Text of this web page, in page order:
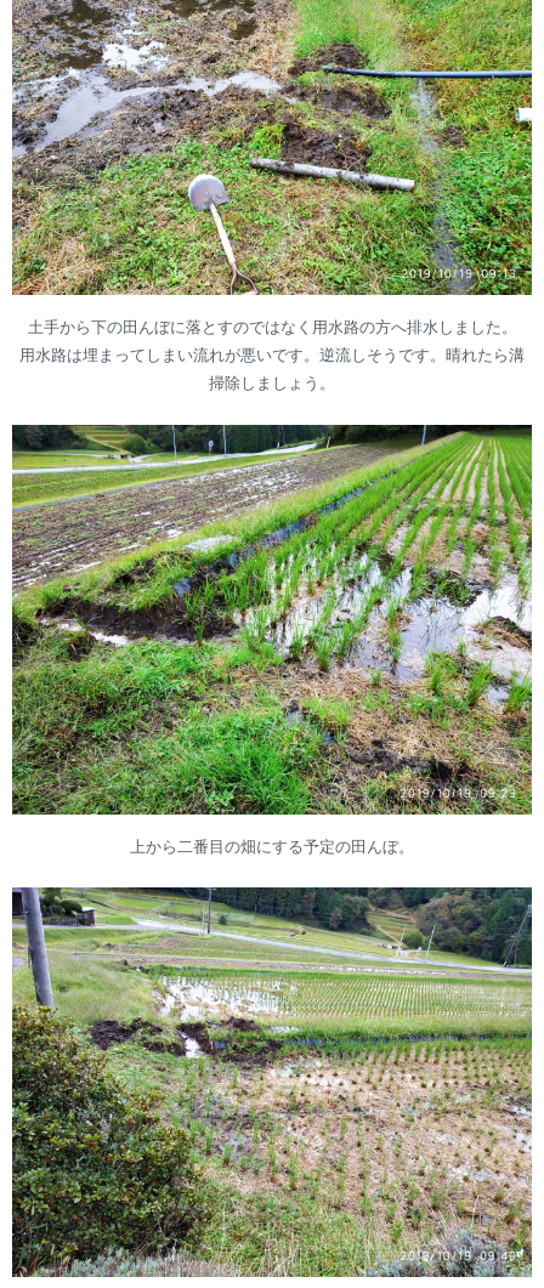
土手から下の田んぼに落とすのではなく用水路の方へ排水しました。
用水路は埋まってしまい流れが悪いです。逆流しそうです。晴れたら溝
掃除しましょう。
上から二番目の畑にする予定の田んぼ。